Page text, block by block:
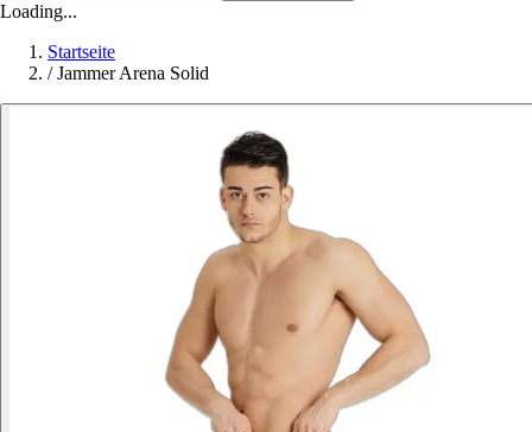
Loading...
Startseite
/ Jammer Arena Solid